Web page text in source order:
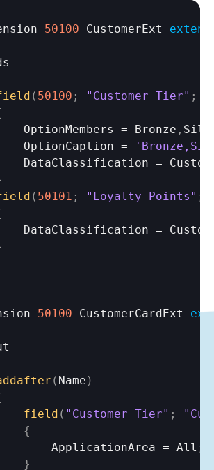
50100 CustomerExt
( 50100 ; "Customer Tier" ;
OptionMembers
= Bronze ,
OptionCaption =
DataClassification =
( 50101 ; "Loyalty Points"
DataClassification =
50100 CustomerCardExt
( Name )
field ( "Customer Tier" ;
{
ApplicationArea = All
}